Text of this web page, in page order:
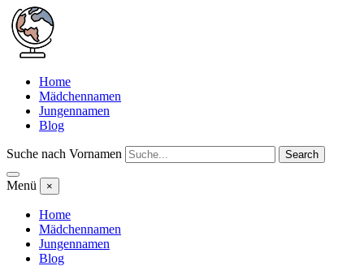
Home
Mädchennamen
Jungennamen
Blog
Suche nach Vornamen Search
Menü ×
Home
Mädchennamen
Jungennamen
Blog